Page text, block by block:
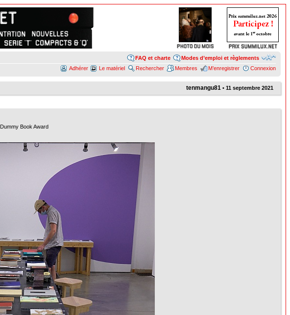
Modes d’emploi et règlements
FAQ et charte
Connexion
M’enregistrer
Membres
Rechercher
Le matériel
Adhérer
tenmangu81 • 11 septembre 2021
Dummy Book Award